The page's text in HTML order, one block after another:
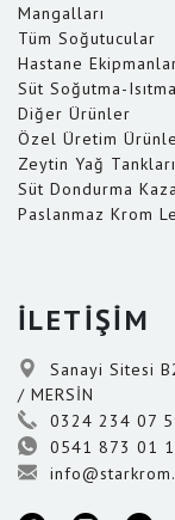
Mangalları
Tüm Soğutucular
Hastane
Süt Soğutma-
Diğer Ürünler
Özel Üretim
Zeytin Yağ Tankları
Süt Dondurma
Paslanmaz Krom
İLETİŞİM
Sanayi Sitesi
/ MERSİN
0324 234 07
0541 873 01